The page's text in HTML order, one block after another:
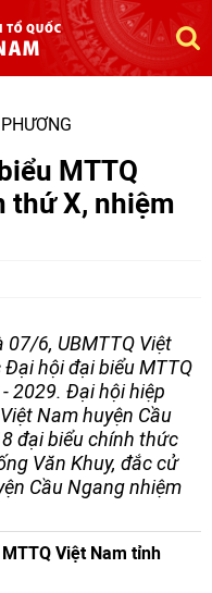
MTTQ
thứ X, nhiệm
07/6, UBMTTQ Việt
hội đại biểu MTTQ
2029. Đại hội hiệp
Nam huyện Cầu
đại biểu chính thức
Văn Khuy, đắc cử
Cầu Ngang nhiệm
Việt Nam tỉnh